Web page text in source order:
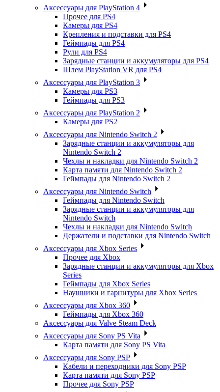
Аксессуары для PlayStation 4
Прочее для PS4
Камеры для PS4
Крепления и подставки для PS4
Геймпады для PS4
Рули для PS4
Зарядные станции и аккумуляторы для PS4
Шлем PlayStation VR для PS4
Аксессуары для PlayStation 3
Камеры для PS3
Геймпады для PS3
Аксессуары для PlayStation 2
Камеры для PS2
Аксессуары для Nintendo Switch 2
Зарядные станции и аккумуляторы для
Nintendo Switch 2
Чехлы и накладки для Nintendo Switch 2
Карта памяти для Nintendo Switch 2
Геймпады для Nintendo Switch 2
Аксессуары для Nintendo Switch
Геймпады для Nintendo Switch
Зарядные станции и аккумуляторы для
Nintendo Switch
Чехлы и накладки для Nintendo Switch
Держатели и подставки для Nintendo Switch
Аксессуары для Xbox Series
Прочее для Xbox
Зарядные станции и аккумуляторы для Xbox
Series
Геймпады для Xbox Series
Наушники и гарнитуры для Xbox Series
Аксессуары для Xbox 360
Геймпады для Xbox 360
Аксессуары для Valve Steam Deck
Аксессуары для Sony PS Vita
Карта памяти для Sony PS Vita
Аксессуары для Sony PSP
Кабели и переходники для Sony PSP
Карта памяти для Sony PSP
Прочее для Sony PSP